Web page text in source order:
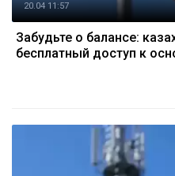
20.04 11:57
Забудьте о балансе:
бесплатный доступ к